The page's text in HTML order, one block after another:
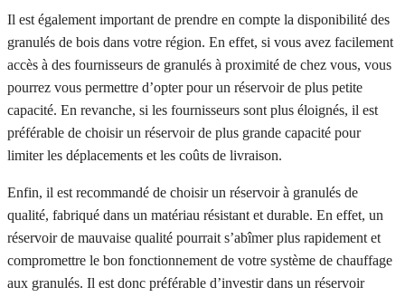
Il est également important de prendre en compte la disponibilité des
granulés de bois dans votre région. En effet, si vous avez facilement
accès à des fournisseurs de granulés à proximité de chez vous, vous
pourrez vous permettre d’opter pour un réservoir de plus petite
capacité. En revanche, si les fournisseurs sont plus éloignés, il est
préférable de choisir un réservoir de plus grande capacité pour
limiter les déplacements et les coûts de livraison.
Enfin, il est recommandé de choisir un réservoir à granulés de
qualité, fabriqué dans un matériau résistant et durable. En effet, un
réservoir de mauvaise qualité pourrait s’abîmer plus rapidement et
compromettre le bon fonctionnement de votre système de chauffage
aux granulés. Il est donc préférable d’investir dans un réservoir